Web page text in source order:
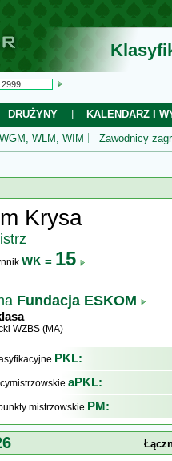
DRUŻYNY
KALENDARZ I
WGM, WLM, WIM Zawodnicy
Krysa
WK = 15
Fundacja ESKOM
WZBS (MA)
PKL:
aPKL:
mistrzowskie PM: